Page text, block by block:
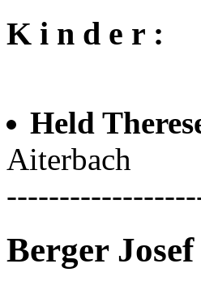
K i n d e r :
Held
Aiterbach
Berger Josef